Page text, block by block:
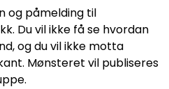
og påmelding til
Du vil ikke få se hvordan
og du vil ikke motta
Mønsteret vil publiseres